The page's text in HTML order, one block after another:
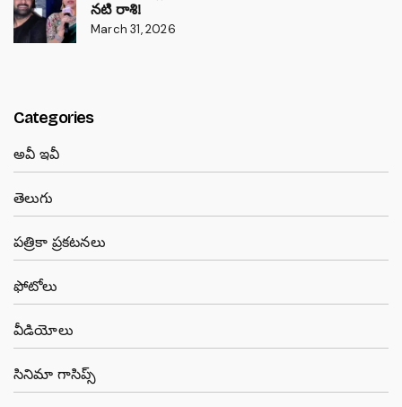
నటి రాశి!
March 31, 2026
Categories
అవీ ఇవీ
తెలుగు
పత్రికా ప్రకటనలు
ఫోటోలు
వీడియోలు
సినిమా గాసిప్స్